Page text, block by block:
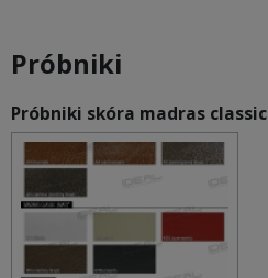
Próbniki
Próbniki skóra madras classic